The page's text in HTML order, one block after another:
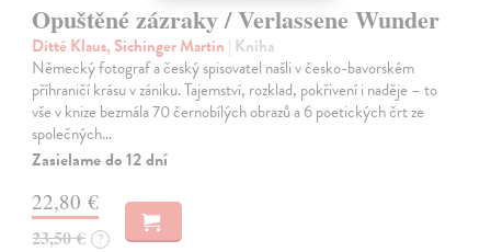
Opuštěné zázraky / Verlassene Wunder
Ditté Klaus, Sichinger Martin | Kniha
Německý fotograf a český spisovatel našli v česko-bavorském
příhraničí krásu v zániku. Tajemství, rozklad, pokřivení i naděje – to
vše v knize bezmála 70 černobílých obrazů a 6 poetických črt ze
společných…
Zasielame do 12 dní
22,80 €
23,50 € ?